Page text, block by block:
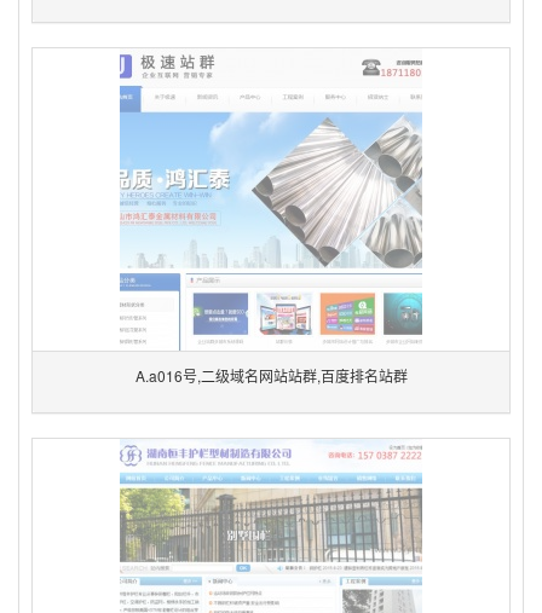
A.a016号,二级域名网站站群,百度排名站群